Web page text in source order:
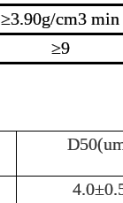
≥3.90g/cm3 min
≥9